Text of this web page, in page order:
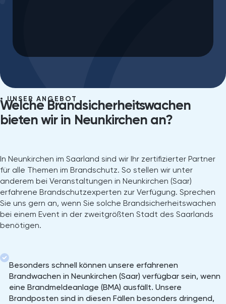
UNSER ANGEBOT
Welche Brandsicherheitswachen
bieten wir in Neunkirchen an?
In Neunkirchen im Saarland sind wir Ihr zertifizierter Partner
für alle Themen im Brandschutz. So stellen wir unter
anderem bei Veranstaltungen in Neunkirchen (Saar)
erfahrene Brandschutzexperten zur Verfügung. Sprechen
Sie uns gern an, wenn Sie solche Brandsicherheitswachen
bei einem Event in der zweitgrößten Stadt des Saarlands
benötigen.
Besonders schnell können unsere erfahrenen
Brandwachen in Neunkirchen (Saar) verfügbar sein, wenn
eine Brandmeldeanlage (BMA) ausfällt. Unsere
Brandposten sind in diesen Fällen besonders dringend,